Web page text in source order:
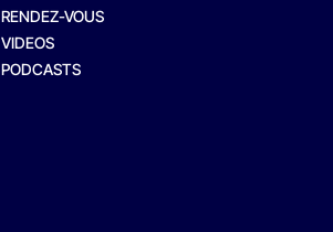
RENDEZ-VOUS
VIDEOS
PODCASTS